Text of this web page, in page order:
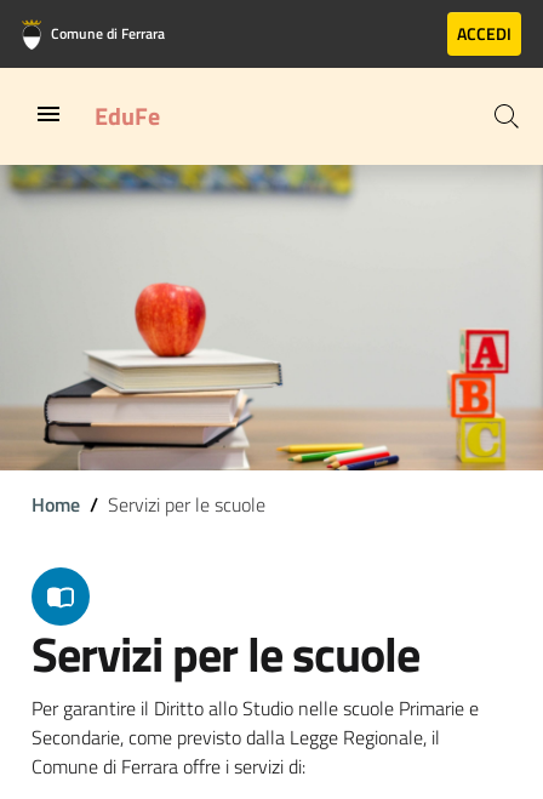
Vai al contenuto principale
Vai al footer
Comune di Ferrara ACCEDI
EduFe
Home Servizi per le scuole
Servizi per le scuole
Per garantire il Diritto allo Studio nelle scuole Primarie e
Secondarie, come previsto dalla Legge Regionale, il
Comune di Ferrara offre i servizi di: